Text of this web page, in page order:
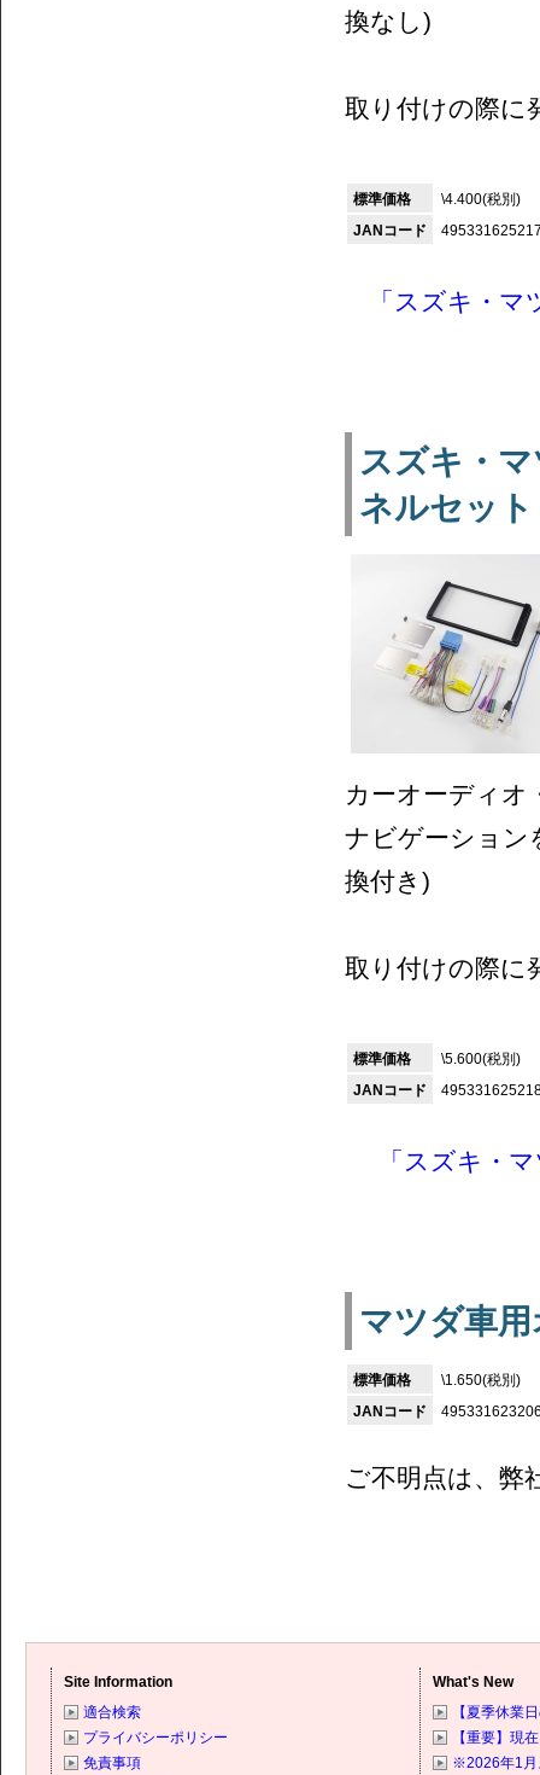
換なし)
取り付けの際に
標準価格
\4.400(税別)
JANコード
「スズキ・
スズキ・
ネルセッ
カーオーディオ
ナビゲーション
換付き)
取り付けの際に
標準価格
\5.600(税別)
JANコード
「スズキ・
マツダ車
標準価格
\1.650(税別)
JANコード
ご不明点は、弊
Site Information
適合検索
プライバシーポリシー
免責事項
What's New
【夏季休業
【重要】現
※2026年1月